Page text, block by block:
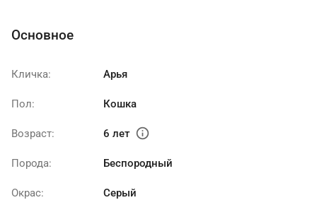
Основное
Кличка: Арья
Пол: Кошка
Возраст: 6 лет info
Порода: Беспородный
Окрас: Серый